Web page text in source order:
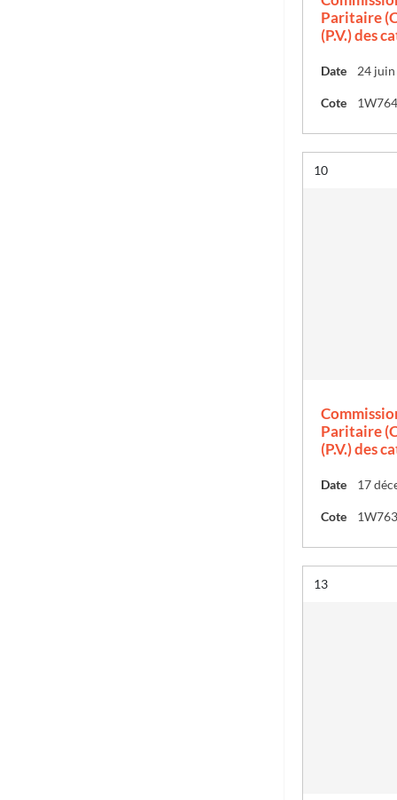
Paritaire
(P.V.) des
Date 24
Cote 1W764
Résultat n°
10
Paritaire
(P.V.) des
Date 17
Cote 1W763
Résultat n°
13